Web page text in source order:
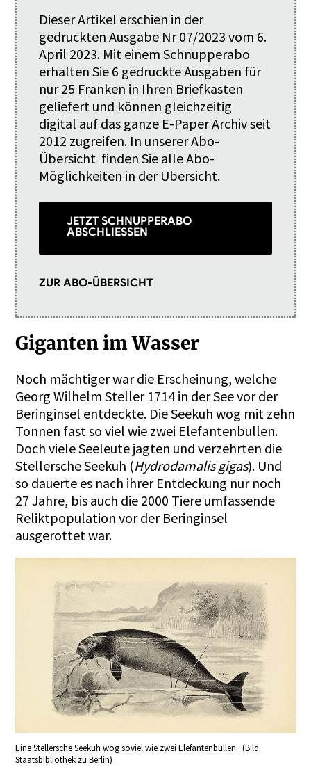
Dieser Artikel erschien in der
gedruckten Ausgabe Nr 07/2023 vom 6.
April 2023. Mit einemSchnupperabo
erhalten Sie 6 gedruckte Ausgaben für
nur 25 Franken in Ihren Briefkasten
geliefert und können gleichzeitig
digital auf das ganze E-Paper Archiv seit
2012 zugreifen. In unsererAbo-
Übersicht finden Sie alle Abo-
Möglichkeiten in der Übersicht.
JETZT SCHNUPPERABO
ABSCHLIESSEN
ZUR ABO-ÜBERSICHT
Giganten im Wasser
Noch mächtiger war die Erscheinung, welche
Georg Wilhelm Steller 1714 in der See vor der
Beringinsel entdeckte. Die Seekuh wog mit zehn
Tonnen fast so viel wie zwei Elefantenbullen.
Doch viele Seeleute jagten und verzehrten die
Stellersche Seekuh (Hydrodamalis gigas). Und
so dauerte es nach ihrer Entdeckung nur noch
27 Jahre, bis auch die 2000 Tiere umfassende
Reliktpopulation vor der Beringinsel
ausgerottet war.
Eine Stellersche Seekuh wog soviel wie zwei Elefantenbullen. (Bild:
Staatsbibliothek zu Berlin)